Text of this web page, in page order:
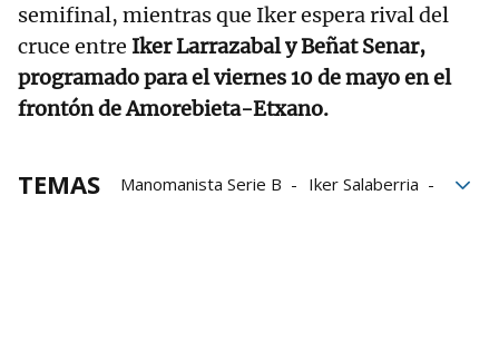
semifinal, mientras que Iker espera rival del
cruce entre Iker Larrazabal y Beñat Senar,
programado para el viernes 10 de mayo en el
frontón de Amorebieta-Etxano.
TEMAS Manomanista Serie B
Iker Salaberria